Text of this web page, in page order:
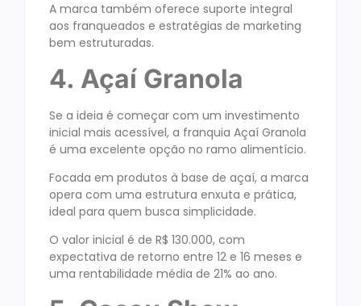
A marca também oferece suporte integral
aos franqueados e estratégias de marketing
bem estruturadas.
4. Açaí Granola
Se a ideia é começar com um investimento
inicial mais acessível, a franquia Açaí Granola
é uma excelente opção no ramo alimentício.
Focada em produtos à base de açaí, a marca
opera com uma estrutura enxuta e prática,
ideal para quem busca simplicidade.
O valor inicial é de R$ 130.000, com
expectativa de retorno entre 12 e 16 meses e
uma rentabilidade média de 21% ao ano.